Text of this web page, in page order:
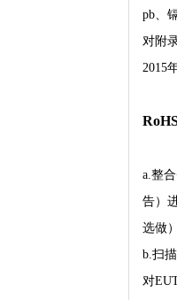
pb、
对附
2015
a.整
告）
选做
b.扫
对